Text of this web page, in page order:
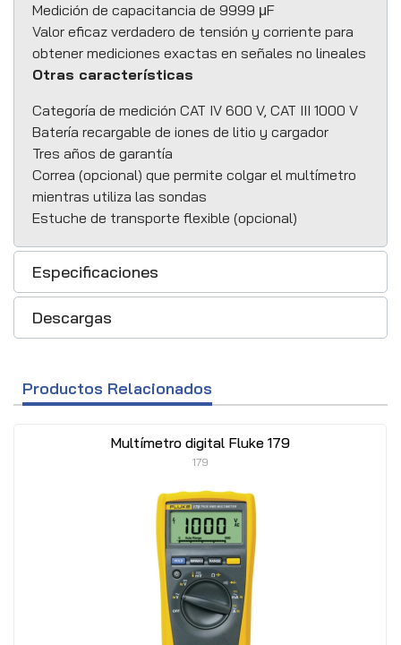
Medición de capacitancia de 9999 μF
Valor eficaz verdadero de tensión y corriente para
obtener mediciones exactas en señales no lineales
Otras características
Categoría de medición CAT IV 600 V, CAT III 1000 V
Batería recargable de iones de litio y cargador
Tres años de garantía
Correa (opcional) que permite colgar el multímetro
mientras utiliza las sondas
Estuche de transporte flexible (opcional)
Especificaciones
Descargas
Productos Relacionados
Multímetro digital Fluke 179
179